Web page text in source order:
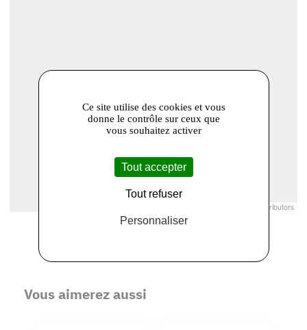
contributors
Vous aimerez aussi
Ce site utilise des cookies et vous
donne le contrôle sur ceux que
vous souhaitez activer
Tout accepter
Tout refuser
Personnaliser